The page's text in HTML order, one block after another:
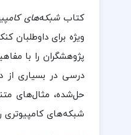
کتابشبکه‌های
ویژه برای داوطلبان
پژوهشگران را با
درسی در بسیاری از
حل‌شده، مثال‌های
شبکه‌های کامپیوتری